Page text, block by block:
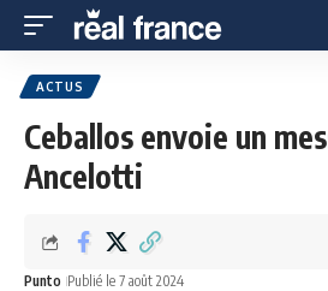
ACTUS
Ceballos envoie un
Ancelotti
Punto Publié le 7 août 2024